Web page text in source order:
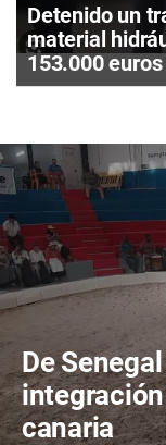
Detenido un
material
153.000
De
canaria